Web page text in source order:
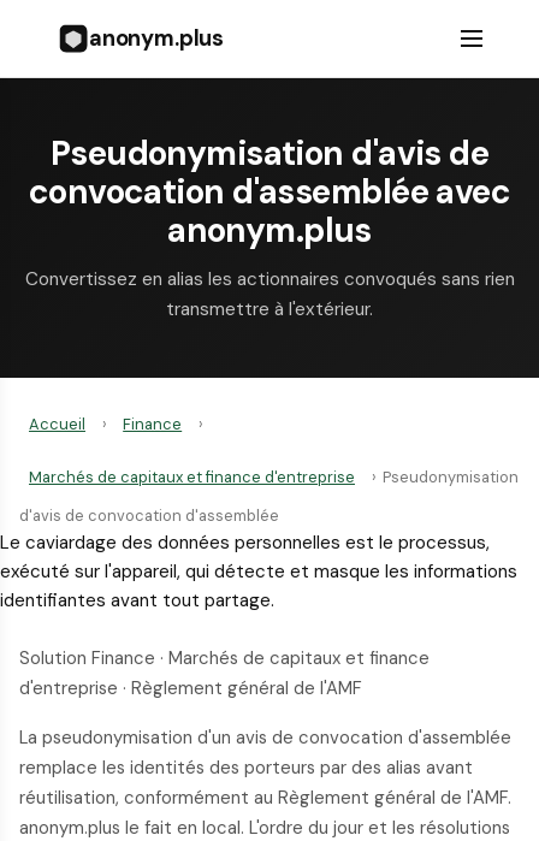
anonym.plus
Pseudonymisation d'avis de
convocation d'assemblée avec
anonym.plus
Convertissez en alias les actionnaires convoqués sans rien
transmettre à l'extérieur.
Accueil › Finance ›
Marchés de capitaux et finance d'entreprise › Pseudonymisation
d'avis de convocation d'assemblée
Le caviardage des données personnelles est le processus,
exécuté sur l'appareil, qui détecte et masque les informations
identifiantes avant tout partage.
Solution Finance · Marchés de capitaux et finance
d'entreprise · Règlement général de l'AMF
La pseudonymisation d'un avis de convocation d'assemblée
remplace les identités des porteurs par des alias avant
réutilisation, conformément au Règlement général de l'AMF.
anonym.plus le fait en local. L'ordre du jour et les résolutions